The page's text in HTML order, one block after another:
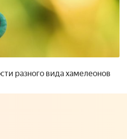
разного вида хамелеонов